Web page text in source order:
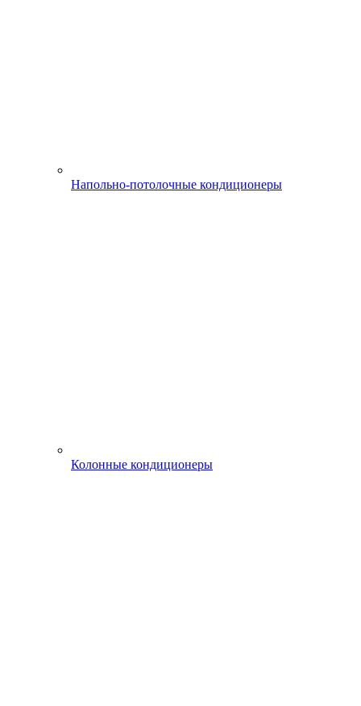
Напольно-потолочные кондиционеры
Колонные кондиционеры